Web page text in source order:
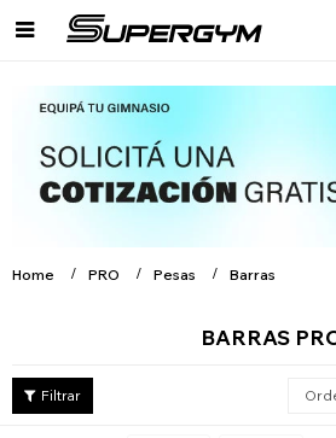

Home PRO Pesas Barras
BARRAS